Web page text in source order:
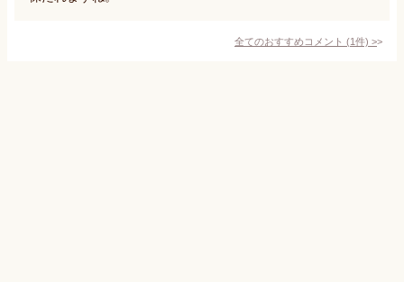
全てのおすすめコメント (1件) >